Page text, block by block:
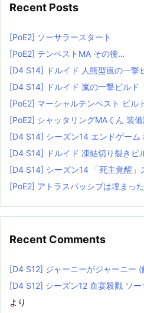
Recent Posts
[PoE2] ソーサラースタート
[PoE2] テンペストMA その後…
[D4 S14] ドルイド 人熊型嵐の一撃
[D4 S14] ドルイド 嵐の一撃ビルド
[PoE2] マーシャルテンペスト ビル
[PoE2] シャッタリングMAくん 装
[D4 S14] シーズン14 エンドゲーム
[D4 S14] ドルイド 凍結切り裂きビ
[D4 S14] シーズン14 「死主覚醒」
[PoE2] アトラスパッシブは埋まった
Recent Comments
[D4 S12] ジャーニーがジャーニー (
[D4 S12] シーズン12 血宴殺戮 ソー
より